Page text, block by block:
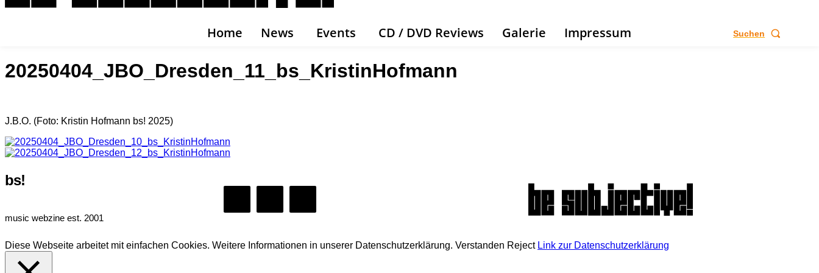
Home News Events CD / DVD Reviews Galerie Impressum Suchen
20250404_JBO_Dresden_11_bs_KristinHofmann
J.B.O. (Foto: Kristin Hofmann bs! 2025)
bs!
music webzine est. 2001
Diese Webseite arbeitet mit einfachen Cookies. Weitere Informationen in unserer Datenschutzerklärung. Verstanden Reject Link zur Datenschutzerklärung